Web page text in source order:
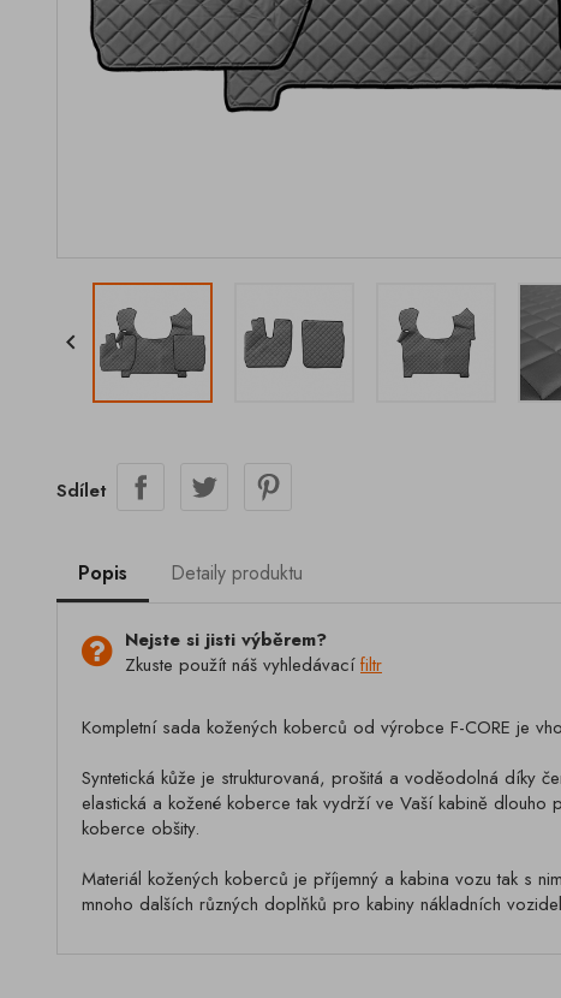

Sdílet
Popis Detaily produktu
Nejste si jisti výběrem?
Zkuste použít náš vyhledávacífiltr
Kompletní sada kožených koberců od výrobce F-CORE je
Syntetická kůže je strukturovaná, prošitá a voděodolná díky
elastická a kožené koberce tak vydrží ve Vaší kabině
koberce obšity.
Materiál kožených koberců je příjemný a kabina vozu tak s
mnoho dalších různých doplňků pro kabiny nákladních